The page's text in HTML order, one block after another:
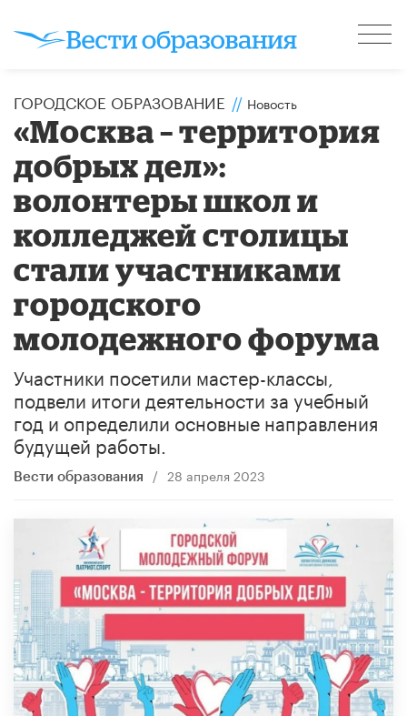
ГОРОДСКОЕ ОБРАЗОВАНИЕ // Новость
«Москва – территория
добрых дел»:
волонтеры школ и
колледжей столицы
стали участниками
городского
молодежного форума
Участники посетили мастер-классы,
подвели итоги деятельности за учебный
год и определили основные направления
будущей работы.
Вести образования / 28 апреля 2023